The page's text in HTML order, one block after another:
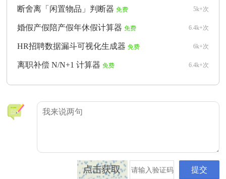
5k+次
断舍离「闲置物品」判断器 免费
6.4k+次
婚假产假陪产假年休假计算器 免费
6k+次
HR招聘数据漏斗可视化生成器 免费
6.4k+次
离职补偿 N/N+1 计算器 免费